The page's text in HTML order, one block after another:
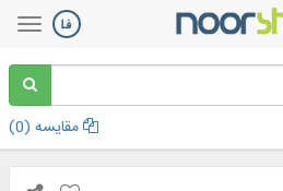
مقایسه (0
)